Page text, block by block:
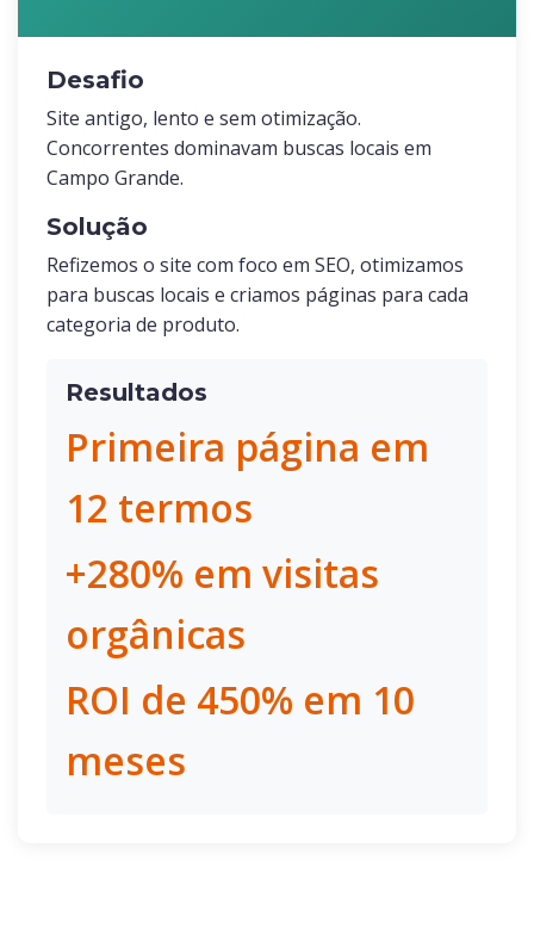
Desafio
Site antigo, lento e sem otimização.
Concorrentes dominavam buscas locais em
Campo Grande.
Solução
Refizemos o site com foco em SEO, otimizamos
para buscas locais e criamos páginas para cada
categoria de produto.
Resultados
Primeira página em
12 termos
+280% em visitas
orgânicas
ROI de 450% em 10
meses